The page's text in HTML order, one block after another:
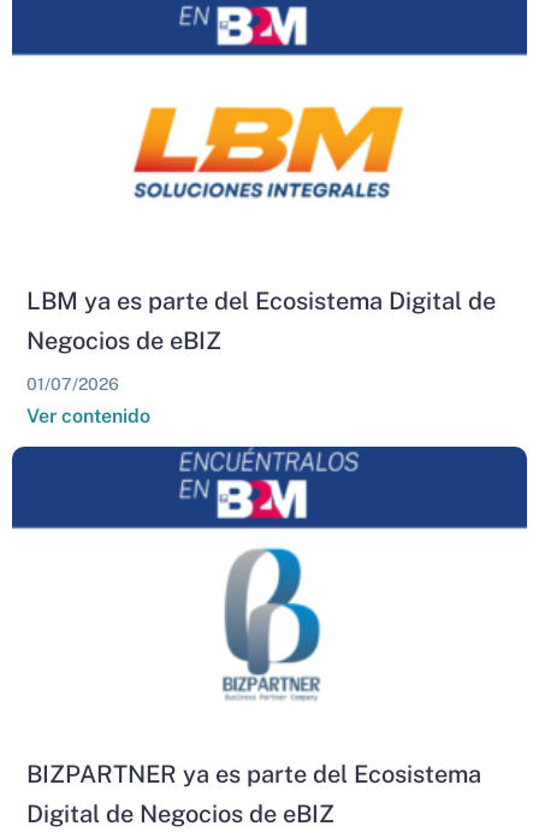
LBM ya es parte del Ecosistema Digital de
Negocios de eBIZ
01/07/2026
Ver contenido
BIZPARTNER ya es parte del Ecosistema
Digital de Negocios de eBIZ